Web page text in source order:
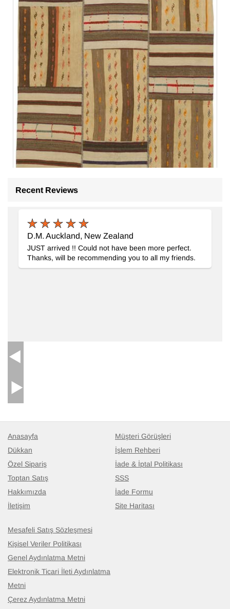
140 cm x 212 cm
12.461
TL
Recent Reviews
D.M. Auckland, New Zealand
JUST arrived !! Could not have been more perfect.
Thanks, will be recommending you to all my friends.
Anasayfa
Dükkan
Özel Sipariş
Toptan Satış
Hakkımızda
İletişim
Müşteri Görüşleri
İşlem Rehberi
İade & İptal Politikası
SSS
İade Formu
Site Haritası
Mesafeli Satış Sözleşmesi
Kişisel Veriler Politikası
Genel Aydınlatma Metni
Elektronik Ticari İleti Aydınlatma
Metni
Çerez Aydınlatma Metni